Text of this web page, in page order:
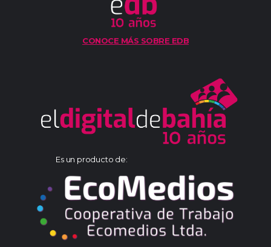
CONOCE MÁS SOBRE EDB
Es un producto de: